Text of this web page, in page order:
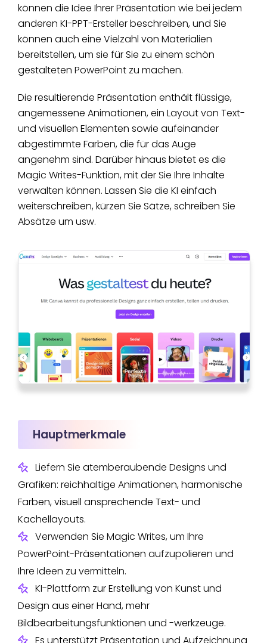
können die Idee Ihrer Präsentation wie bei jedem
anderen KI-PPT-Ersteller beschreiben, und Sie
können auch eine Vielzahl von Materialien
bereitstellen, um sie für Sie zu einem schön
gestalteten PowerPoint zu machen.
Die resultierende Präsentation enthält flüssige,
angemessene Animationen, ein Layout von Text-
und visuellen Elementen sowie aufeinander
abgestimmte Farben, die für das Auge
angenehm sind. Darüber hinaus bietet es die
Magic Writes-Funktion, mit der Sie Ihre Inhalte
verwalten können. Lassen Sie die KI einfach
weiterschreiben, kürzen Sie Sätze, schreiben Sie
Absätze um usw.
Hauptmerkmale
Liefern Sie atemberaubende Designs und
Grafiken: reichhaltige Animationen, harmonische
Farben, visuell ansprechende Text- und
Kachellayouts.
Verwenden Sie Magic Writes, um Ihre
PowerPoint-Präsentationen aufzupolieren und
Ihre Ideen zu vermitteln.
KI-Plattform zur Erstellung von Kunst und
Design aus einer Hand, mehr
Bildbearbeitungsfunktionen und -werkzeuge.
Es unterstützt Präsentation und Aufzeichnung